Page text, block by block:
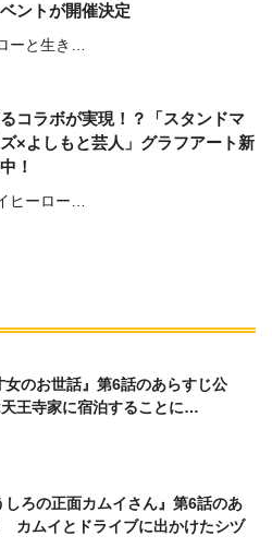
ントが開催決定
ーと生き…
コラボが実現！？「スタンドマ
×よしもと芸人」グラフアート新
！
ヒーロー…
女のお世話』第6話のあらすじ公
王寺家に宿泊することに…
しろの正面カムイさん』第6話のあ
カムイとドライブに出かけたシヅ